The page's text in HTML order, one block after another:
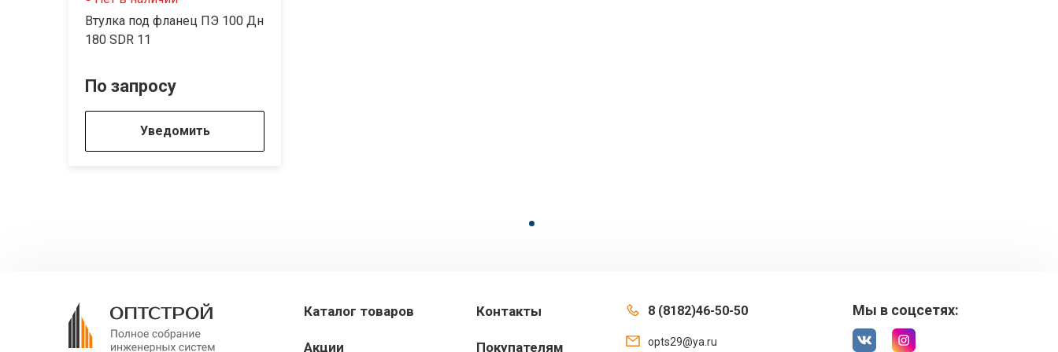
Втулка под фланец ПЭ 100 Дн
180 SDR 11
По запросу
Уведомить
Каталог товаров
Акции
Контакты
Покупателям
8 (8182)46-50-50
opts29@ya.ru
Мы в соцсетях: